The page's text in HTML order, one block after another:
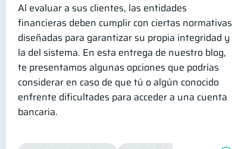
Al evaluar a sus clientes, las entidades
financieras deben cumplir con ciertas normativas
diseñadas para garantizar su propia integridad y
la del sistema. En esta entrega de nuestro blog,
te presentamos algunas opciones que podrías
considerar en caso de que tú o algún conocido
enfrente dificultades para acceder a una cuenta
bancaria.